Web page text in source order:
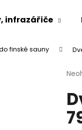
infrazářiče
finské sauny
je
0,0
z